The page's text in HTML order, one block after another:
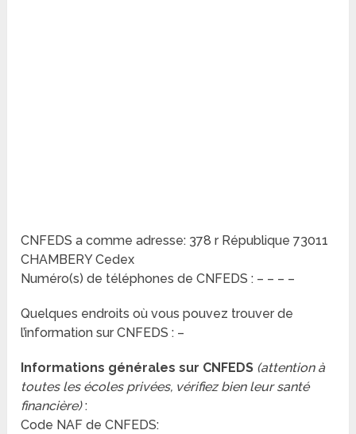
CNFEDS a comme adresse: 378 r République 73011
CHAMBERY Cedex
Numéro(s) de téléphones de CNFEDS : – – – –
Quelques endroits où vous pouvez trouver de
l’information sur CNFEDS : –
Informations générales sur CNFEDS (attention à
toutes les écoles privées, vérifiez bien leur santé
financière):
Code NAF de CNFEDS: